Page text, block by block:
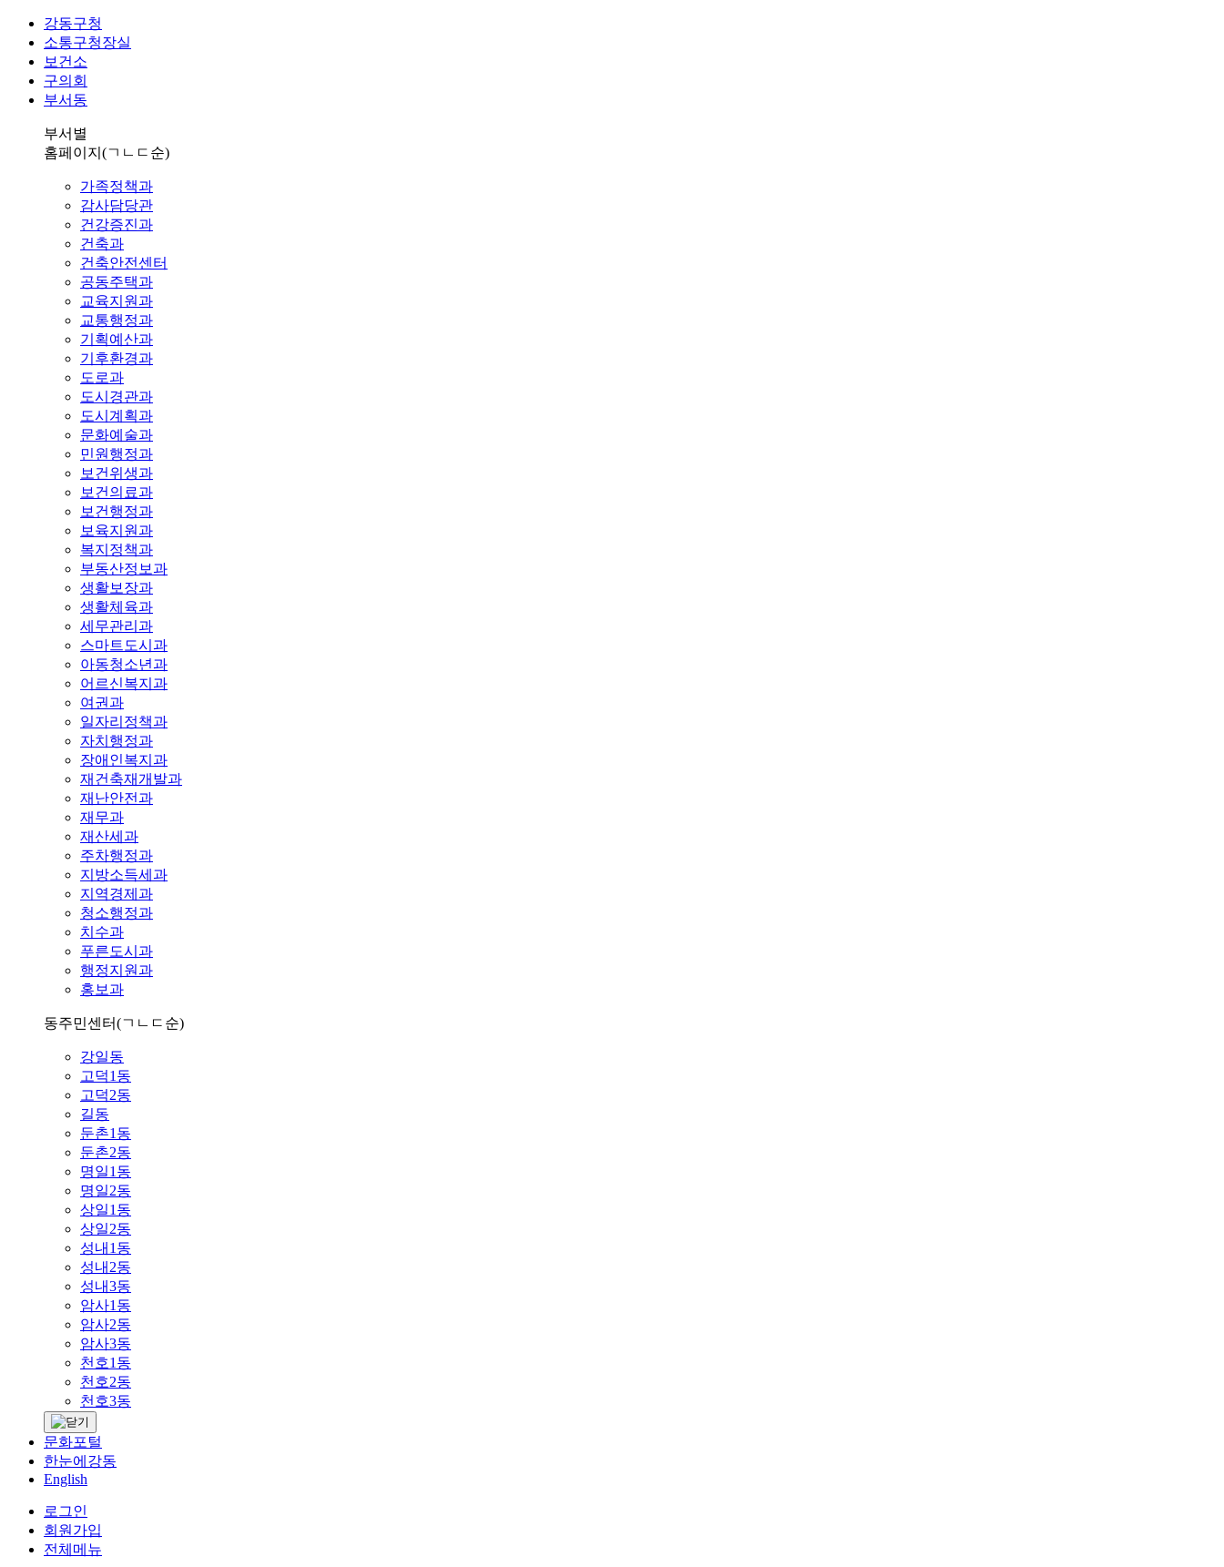
강동구청
소통구청장실
보건소
구의회
부서동
부서별
홈페이지 (ㄱㄴㄷ순)
가족정책과
감사담당관
건강증진과
건축과
건축안전센터
공동주택과
교육지원과
교통행정과
기획예산과
기후환경과
도로과
도시경관과
도시계획과
문화예술과
민원행정과
보건위생과
보건의료과
보건행정과
보육지원과
복지정책과
부동산정보과
생활보장과
생활체육과
세무관리과
스마트도시과
아동청소년과
어르신복지과
여권과
일자리정책과
자치행정과
장애인복지과
재건축재개발과
재난안전과
재무과
재산세과
주차행정과
지방소득세과
지역경제과
청소행정과
치수과
푸른도시과
행정지원과
홍보과
동주민센터(ㄱㄴㄷ순)
강일동
고덕1동
고덕2동
길동
둔촌1동
둔촌2동
명일1동
명일2동
상일1동
상일2동
성내1동
성내2동
성내3동
암사1동
암사2동
암사3동
천호1동
천호2동
천호3동
문화포털
한눈에강동
English
로그인
회원가입
전체메뉴